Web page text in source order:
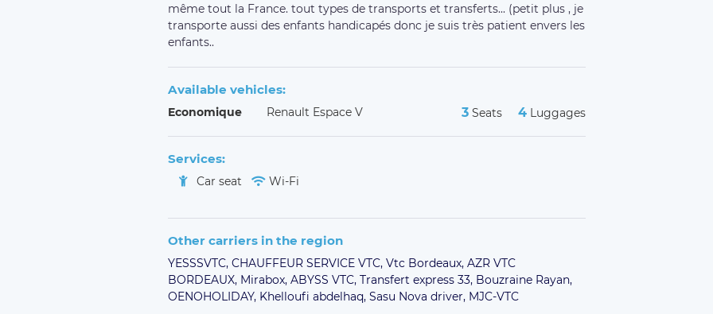
même tout la France. tout types de transports et transferts... (petit plus , je
transporte aussi des enfants handicapés donc je suis très patient envers les
enfants..
Available vehicles:
Economique Renault Espace V 3 Seats 4 Luggages
Services:
Car seat Wi-Fi
Other carriers in the region
YESSSVTC, CHAUFFEUR SERVICE VTC, Vtc Bordeaux, AZR VTC
BORDEAUX, Mirabox, ABYSS VTC, Transfert express 33, Bouzraine Rayan,
OENOHOLIDAY, Khelloufi abdelhaq, Sasu Nova driver, MJC-VTC